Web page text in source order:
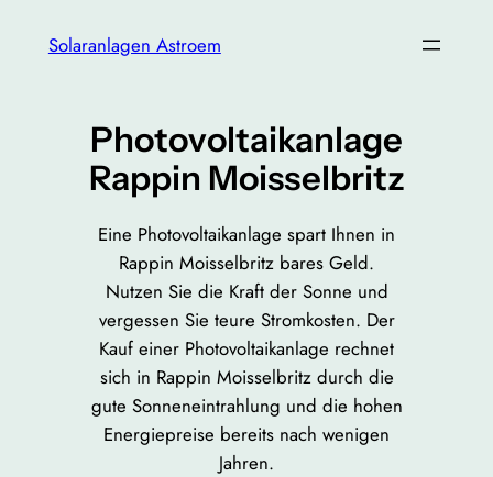
InhaltSolaranlagen Astroem
Photovoltaikanlage
Rappin Moisselbritz
Eine Photovoltaikanlage spart Ihnen in
Rappin Moisselbritz bares Geld.
Nutzen Sie die Kraft der Sonne und
vergessen Sie teure Stromkosten. Der
Kauf einer Photovoltaikanlage rechnet
sich in Rappin Moisselbritz durch die
gute Sonneneintrahlung und die hohen
Energiepreise bereits nach wenigen
Jahren.